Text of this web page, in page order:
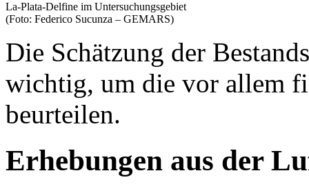
La-Plata-Delfine im Untersuchungsgebiet
(Foto: Federico Sucunza – GEMARS)
Die Schätzung der
wichtig, um die vor allem
beurteilen.
Erhebungen aus der